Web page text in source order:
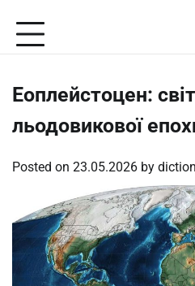
content
Еоплейстоцен:
льодовикової
Posted on 23.05.2026 by